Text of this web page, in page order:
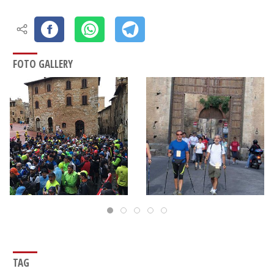
FOTO GALLERY
TAG